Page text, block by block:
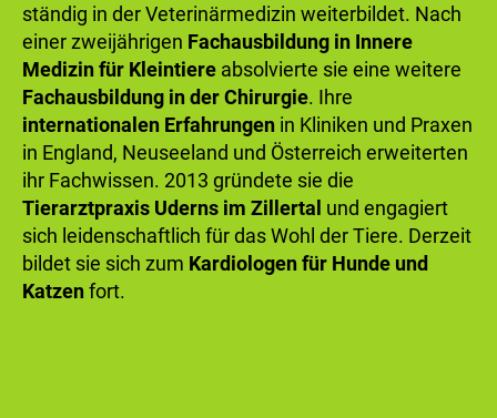
ständig in der Veterinärmedizin weiterbildet. Nach
einer zweijährigen Fachausbildung in Innere
Medizin für Kleintiere absolvierte sie eine weitere
Fachausbildung in der Chirurgie. Ihre
internationalen Erfahrungen in Kliniken und Praxen
in England, Neuseeland und Österreich erweiterten
ihr Fachwissen. 2013 gründete sie die
Tierarztpraxis Uderns im Zillertal und engagiert
sich leidenschaftlich für das Wohl der Tiere. Derzeit
bildet sie sich zum Kardiologen für Hunde und
Katzenfort.